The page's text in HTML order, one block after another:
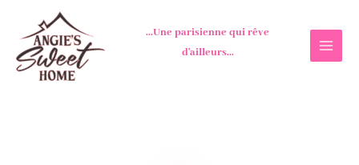
contenu
...Une parisienne qui rêve
d'ailleurs...